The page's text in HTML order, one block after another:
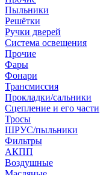
Пыльники
Решётки
Ручки дверей
Система освещения
Прочие
Фары
Фонари
Трансмиссия
Прокладки/сальники
Сцепление и его части
Тросы
ШРУС/пыльники
Фильтры
АКПП
Воздушные